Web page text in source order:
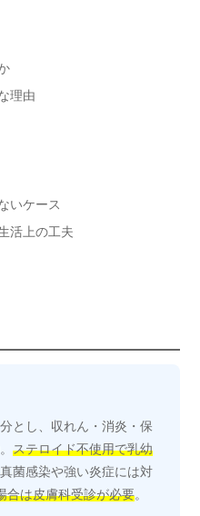
理由
いケース
活上の工夫
とし、収れん・消炎・保
ステロイド不使用で乳幼
菌感染や強い炎症には対
合は皮膚科受診が必要。